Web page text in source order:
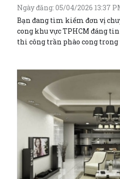
Ngày đăng: 05/04/2026 13:37
Bạn đang tìm kiếm đơn vị
cong khu vực TPHCM đáng tin cậy nhất? Ưu điểm của
thi công trần phào cong